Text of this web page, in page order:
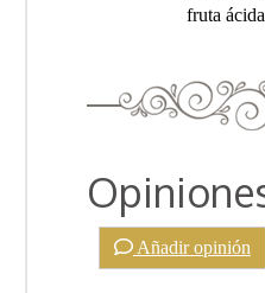
fruta
Añadir opinión